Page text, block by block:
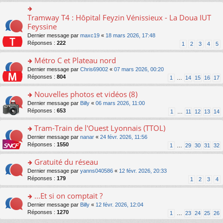
c
e
nt
pl
u
s
ré
c
e
n
o
n
lu
le
pl
u
s
ré
c
s
s
g
e
n
lu
le
pl
u
s
ré
c
er
le
m
e
s
s
a
g
e
n
o
n
lu
le
pl
u
ré
c
e
nt
o
n
ult
er
le
m
e
s
s
a
g
e
n
o
n
lu
le
pl
s
ré
c
e
nt
Tramway T4 : Hôpital Feyzin Vénissieux - La Doua IUT
Feyssine
Dernier message par maxc19 « 18 mars 2026, 17:48
Réponses : 222 1 2 3 4 5
o
n
s
ult
er
le
m
e
s
s
a
g
n
o
n
lu
le
pl
u
s
Métro C et Plateau nord
Dernier message par Chris69002 « 07 mars 2026, 00:20
Réponses : 804 1 14 15 16 17
o
n
s
ult
er
le
m
e
s
s
a
g
n
o
n
Nouvelles photos et vidéos (8)
Dernier message par Billy « 06 mars 2026, 11:00
Réponses : 653 1 11 12 13 14
o
n
s
ult
er
le
m
e
s
s
a
g
Tram-Train de l'Ouest Lyonnais (TTOL)
Dernier message par nanar « 24 févr. 2026, 11:56
Réponses : 1550 1 29 30 31 32
o
n
s
ult
er
le
m
Gratuité du réseau
Dernier message par yanns040586 « 12 févr. 2026, 20:33
Réponses : 179 1 2 3 4
o
n
s
...Et si on comptait ?
Dernier message par Billy « 12 févr. 2026, 12:04
Réponses : 1270 1 23 24 25 26